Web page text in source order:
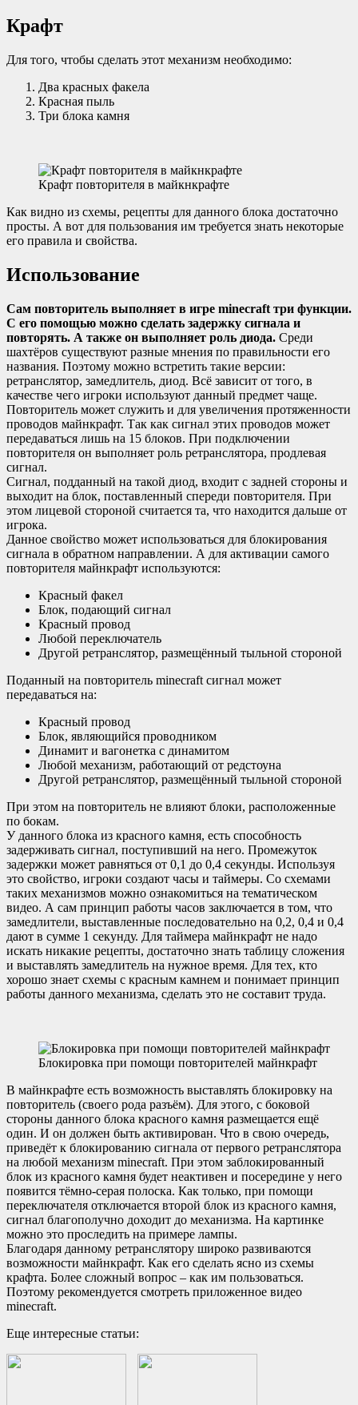
Крафт
Для того, чтобы сделать этот механизм необходимо:
Два красных факела
Красная пыль
Три блока камня
Крафт повторителя в майкнкрафте
Как видно из схемы, рецепты для данного блока достаточно
просты. А вот для пользования им требуется знать некоторые
его правила и свойства.
Использование
Сам повторитель выполняет в игре minecraft три функции.
С его помощью можно сделать задержку сигнала и
повторять. А также он выполняет роль диода. Среди
шахтёров существуют разные мнения по правильности его
названия. Поэтому можно встретить такие версии:
ретранслятор, замедлитель, диод. Всё зависит от того, в
качестве чего игроки используют данный предмет чаще.
Повторитель может служить и для увеличения протяженности
проводов майнкрафт. Так как сигнал этих проводов может
передаваться лишь на 15 блоков. При подключении
повторителя он выполняет роль ретранслятора, продлевая
сигнал.
Сигнал, подданный на такой диод, входит с задней стороны и
выходит на блок, поставленный спереди повторителя. При
этом лицевой стороной считается та, что находится дальше от
игрока.
Данное свойство может использоваться для блокирования
сигнала в обратном направлении. А для активации самого
повторителя майнкрафт используются:
Красный факел
Блок, подающий сигнал
Красный провод
Любой переключатель
Другой ретранслятор, размещённый тыльной стороной
Поданный на повторитель minecraft сигнал может
передаваться на:
Красный провод
Блок, являющийся проводником
Динамит и вагонетка с динамитом
Любой механизм, работающий от редстоуна
Другой ретранслятор, размещённый тыльной стороной
При этом на повторитель не влияют блоки, расположенные
по бокам.
У данного блока из красного камня, есть способность
задерживать сигнал, поступивший на него. Промежуток
задержки может равняться от 0,1 до 0,4 секунды. Используя
это свойство, игроки создают часы и таймеры. Со схемами
таких механизмов можно ознакомиться на тематическом
видео. А сам принцип работы часов заключается в том, что
замедлители, выставленные последовательно на 0,2, 0,4 и 0,4
дают в сумме 1 секунду. Для таймера майнкрафт не надо
искать никакие рецепты, достаточно знать таблицу сложения
и выставлять замедлитель на нужное время. Для тех, кто
хорошо знает схемы с красным камнем и понимает принцип
работы данного механизма, сделать это не составит труда.
Блокировка при помощи повторителей майнкрафт
В майнкрафте есть возможность выставлять блокировку на
повторитель (своего рода разъём). Для этого, с боковой
стороны данного блока красного камня размещается ещё
один. И он должен быть активирован. Что в свою очередь,
приведёт к блокированию сигнала от первого ретранслятора
на любой механизм minecraft. При этом заблокированный
блок из красного камня будет неактивен и посередине у него
появится тёмно-серая полоска. Как только, при помощи
переключателя отключается второй блок из красного камня,
сигнал благополучно доходит до механизма. На картинке
можно это проследить на примере лампы.
Благодаря данному ретранслятору широко развиваются
возможности майнкрафт. Как его сделать ясно из схемы
крафта. Более сложный вопрос – как им пользоваться.
Поэтому рекомендуется смотреть приложенное видео
minecraft.
Еще интересные статьи: